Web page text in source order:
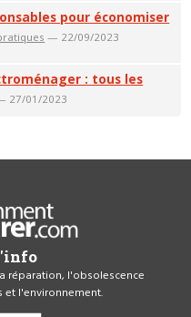
pour économiser
— 22/09/2023
: tous les
27/01/2023
réparation, l'obsolescence
et l'environnement.